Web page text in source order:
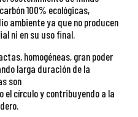
100% ecológicas,
ambiente ya que no producen
ni en su uso final.
homogéneas, gran poder
larga duración de la
son
círculo y contribuyendo a la